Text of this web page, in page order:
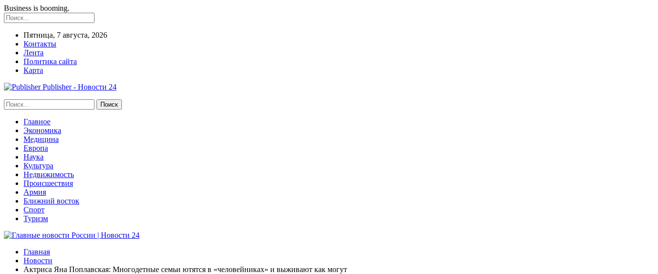
Business is booming.
Пятница, 7 августа, 2026
Контакты
Лента
Политика сайта
Карта
Publisher - Новости 24
Главное
Экономика
Медицина
Европа
Наука
Культура
Недвижимость
Происшествия
Армия
Ближний восток
Спорт
Туризм
Главная
Новости
Актриса Яна Поплавская: Многодетные семьи ютятся в «человейниках» и выживают как могут